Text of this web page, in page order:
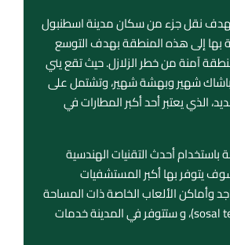
بهدف نقل جزء من سكان مدينة اسطنبول
بها إلى هذه المنطقة بهدف التوسع
آمنة من خطر الزلازل. حيث تقع يني
شهير وبهشة شهير، وتشتمل على
الذي يعتبر أحد أكبر المطارات في
باستخدام أحدث التقنيات الهندسية
يتوفر بها أكبر المستشفيات
وأماكن الألعاب الخاصة ذات المساحة
الواسعة (sosal tesislere)، و ستتوفر في المدينة خدمات